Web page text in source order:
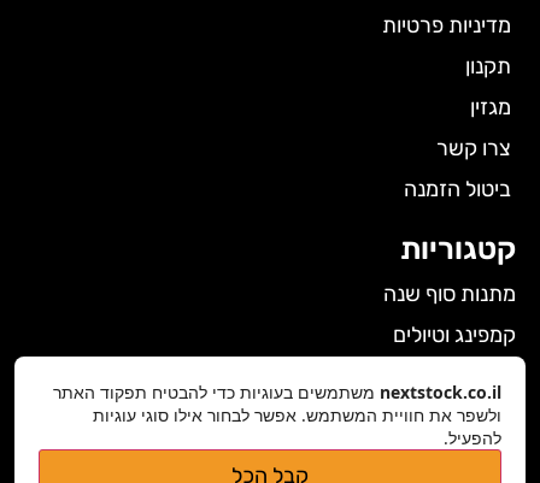
מדיניות פרטיות
תקנון
מגזין
צרו קשר
ביטול הזמנה
קטגוריות
מתנות סוף שנה
קמפינג וטיולים
גאדג'טים
nextstock.co.il משתמשים בעוגיות כדי להבטיח תפקוד האתר
ולשפר את חוויית המשתמש. אפשר לבחור אילו סוגי עוגיות
להפעיל.
קבל הכל